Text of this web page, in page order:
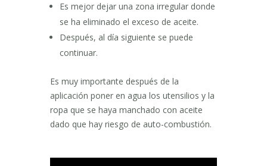
Es mejor dejar una zona irregular donde
se ha eliminado el exceso de aceite.
Después, al día siguiente se puede
continuar.
Es muy importante después de la
aplicación poner en agua los utensilios y la
ropa que se haya manchado con aceite
dado que hay riesgo de auto-combustión.